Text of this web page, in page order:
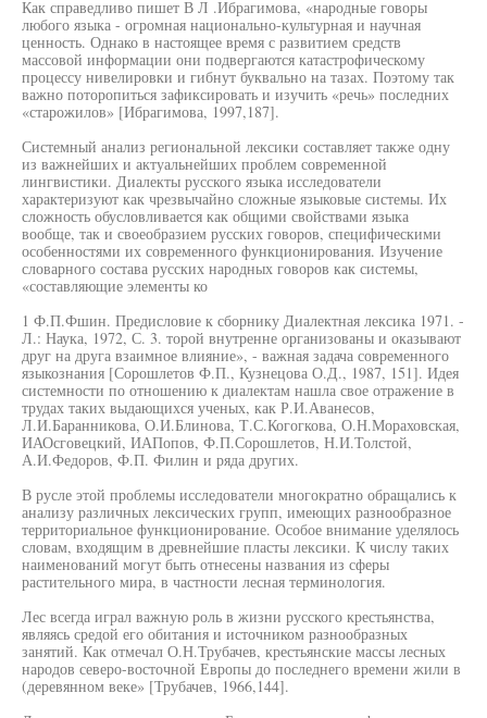
Как справедливо пишет В Л .Ибрагимова, «народные говоры
любого языка - огромная национально-культурная и научная
ценность. Однако в настоящее время с развитием средств
массовой информации они подвергаются катастрофическому
процессу нивелировки и гибнут буквально на тазах. Поэтому так
важно поторопиться зафиксировать и изучить «речь» последних
«старожилов» [Ибрагимова, 1997,187].
Системный анализ региональной лексики составляет также одну
из важнейших и актуальнейших проблем современной
лингвистики. Диалекты русского языка исследователи
характеризуют как чрезвычайно сложные языковые системы. Их
сложность обусловливается как общими свойствами языка
вообще, так и своеобразием русских говоров, специфическими
особенностями их современного функционирования. Изучение
словарного состава русских народных говоров как системы,
«составляющие элементы ко
1 Ф.П.Фшин. Предисловие к сборнику Диалектная лексика 1971. -
Л.: Наука, 1972, С. 3. торой внутренне организованы и оказывают
друг на друга взаимное влияние», - важная задача современного
языкознания [Сорошлетов Ф.П., Кузнецова О.Д., 1987, 151]. Идея
системности по отношению к диалектам нашла свое отражение в
трудах таких выдающихся ученых, как Р.И.Аванесов,
Л.И.Баранникова, О.И.Блинова, Т.С.Когогкова, О.Н.Мораховская,
ИАОсговецкий, ИАПопов, Ф.П.Сорошлетов, Н.И.Толстой,
А.И.Федоров, Ф.П. Филин и ряда других.
В русле этой проблемы исследователи многократно обращались к
анализу различных лексических групп, имеющих разнообразное
территориальное функционирование. Особое внимание уделялось
словам, входящим в древнейшие пласты лексики. К числу таких
наименований могут быть отнесены названия из сферы
растительного мира, в частности лесная терминология.
Лес всегда играл важную роль в жизни русского крестьянства,
являясь средой его обитания и источником разнообразных
занятий. Как отмечал О.Н.Трубачев, крестьянские массы лесных
народов северо-восточной Европы до последнего времени жили в
(деревянном веке» [Трубачев, 1966,144].